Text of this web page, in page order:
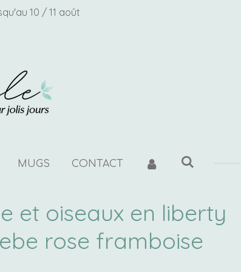
10 / 11 août
MUGS CONTACT
et oiseaux en liberty
rose framboise